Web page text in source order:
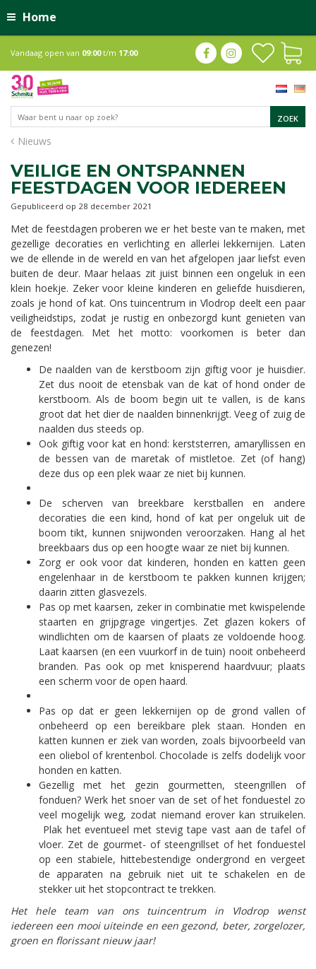
Home
Nieuws
Vandaag open van 09:00t/m 17:00
VEILIGE EN ONTSPANNEN
FEESTDAGEN VOOR IEDEREEN
Gepubliceerd op 28 december 2021
Met de feestdagen proberen we er het beste van te maken, met
gezellige decoraties en verlichting en allerlei lekkernijen. Laten
we de ellende in de wereld en van het afgelopen jaar liefst even
buiten de deur. Maar helaas zit juist binnen een ongeluk in een
klein hoekje. Zeker voor kleine kinderen en geliefde huisdieren,
zoals je hond of kat. Ons tuincentrum in Vlodrop deelt een paar
veiligheidstips, zodat je rustig en onbezorgd kunt genieten van
de feestdagen. Met het motto: voorkomen is beter dan
genezen!
De naalden van de kerstboom zijn giftig voor je huisdier.
Zet dus nooit de etensbak van de kat of hond onder de
kerstboom. Als de boom begin uit te vallen, is de kans
groot dat het dier de naalden binnenkrijgt. Veeg of zuig de
naalden dus steeds op.
Ook giftig voor kat en hond: kerststerren, amaryllissen en
de bessen van de maretak of mistletoe. Zet (of hang)
deze dus op een plek waar ze niet bij kunnen.
De scherven van breekbare kerstballen en andere
decoraties die een kind, hond of kat per ongeluk uit de
boom tikt, kunnen snijwonden veroorzaken. Hang al het
breekbaars dus op een hoogte waar ze niet bij kunnen.
Zorg er ook voor dat kinderen, honden en katten geen
engelenhaar in de kerstboom te pakken kunnen krijgen;
daarin zitten glasvezels.
Pas op met kaarsen, zeker in combinatie met kwispelende
staarten en grijpgrage vingertjes. Zet glazen kokers of
windlichten om de kaarsen of plaats ze voldoende hoog.
Laat kaarsen (en een vuurkorf in de tuin) nooit onbeheerd
branden. Pas ook op met knisperend haardvuur; plaats
een scherm voor de open haard.
Pas op dat er geen lekkernijen op de grond vallen of
onbeheerd op een bereikbare plek staan. Honden en
katten kunnen er ziek van worden, zoals bijvoorbeeld van
een oliebol of krentenbol. Chocolade is zelfs dodelijk voor
honden en katten.
Gezellig met het gezin gourmetten, steengrillen of
fonduen? Werk het snoer van de set of het fonduestel zo
veel mogelijk weg, zodat niemand erover kan struikelen.
Plak het eventueel met stevig tape vast aan de tafel of
vloer. Zet de gourmet- of steengrillset of het fonduestel
op een stabiele, hittebestendige ondergrond en vergeet
de apparaten na gebruik niet uit te schakelen en de
stekker uit het stopcontract te trekken.
Het hele team van ons tuincentrum in Vlodrop wenst
iedereen een mooi uiteinde en een gezond, beter, zorgelozer,
groen en florissant nieuw jaar!